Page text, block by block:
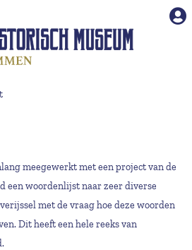
meegewerkt met een project van de
een woordenlijst naar zeer diverse
met de vraag hoe deze woorden
Dit heeft een hele reeks van